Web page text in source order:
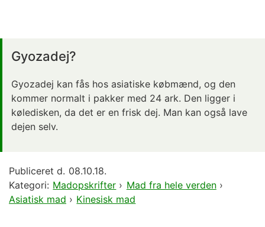
Gyozadej?
Gyozadej kan fås hos asiatiske købmænd, og den
kommer normalt i pakker med 24 ark. Den ligger i
køledisken, da det er en frisk dej. Man kan også lave
dejen selv.
Publiceret d. 08.10.18.
Kategori: Madopskrifter › Mad fra hele verden›
Asiatisk mad › Kinesisk mad